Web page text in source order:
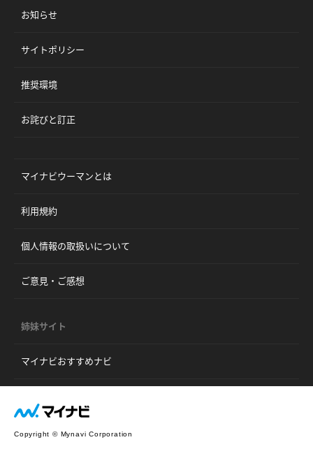
お知らせ
サイトポリシー
推奨環境
お詫びと訂正
マイナビウーマンとは
利用規約
個人情報の取扱いについて
ご意見・ご感想
姉妹サイト
マイナビおすすめナビ
Copyright © Mynavi Corporation